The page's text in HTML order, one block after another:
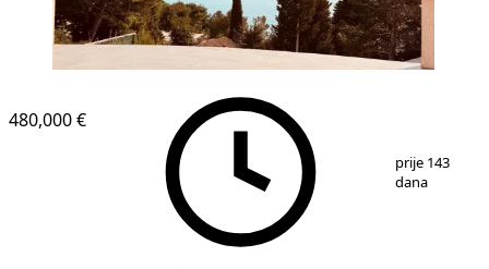
18
480,000 €
prije 143
dana